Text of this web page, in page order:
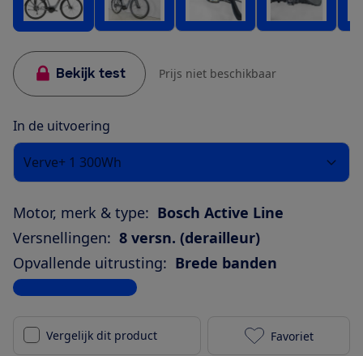
Bekijk test Prijs niet beschikbaar
In de uitvoering
Verve+ 1 300Wh
Motor, merk & type: Bosch Active Line
Versnellingen: 8 versn. (derailleur)
Opvallende uitrusting: Brede banden
Bekijk alle specificaties
Vergelijk dit product Trek Verve+
Favoriet